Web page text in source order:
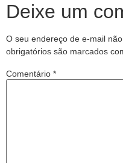
Deixe um
O seu endereço de e-mail
obrigatórios são marcados
Comentário *